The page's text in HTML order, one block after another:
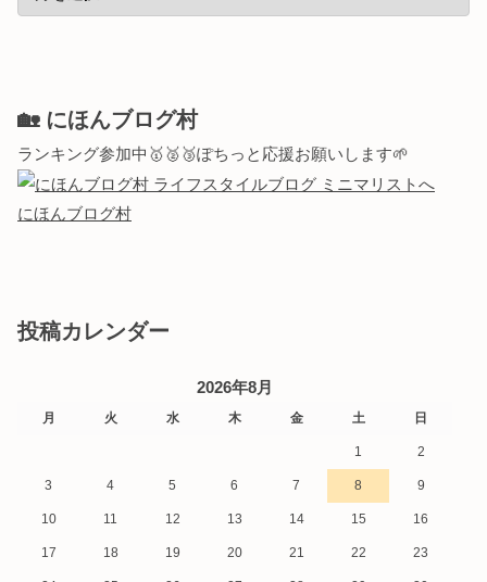
🏡 にほんブログ村
ランキング参加中🥇🥈🥉ぽちっと応援お願いします🌱
にほんブログ村
投稿カレンダー
2026年8月
月 火 水 木 金 土 日
1 2
3 4 5 6 7 8 9
10 11 12 13 14 15 16
17 18 19 20 21 22 23